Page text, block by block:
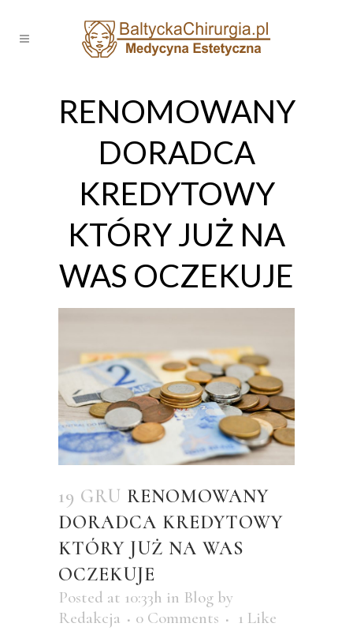
RENOMOWANY
DORADCA
KREDYTOWY
KTÓRY JUŻ NA
WAS OCZEKUJE
19 GRU RENOMOWANY
DORADCA KREDYTOWY
KTÓRY JUŻ NA WAS
OCZEKUJE
Posted at 10:33h in Blog by
Redakcja
0 Comments 1 Like